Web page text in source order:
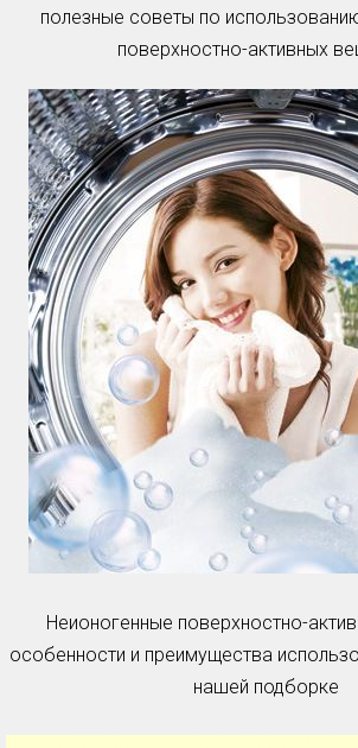
полезные советы по
поверхностно-активных
Неионогенные поверхностно-
особенности и преимущества
нашей подборке